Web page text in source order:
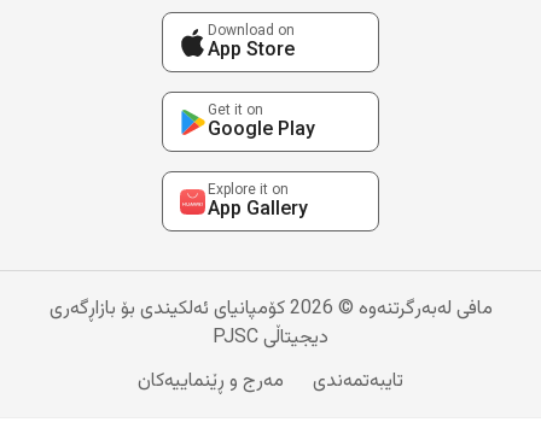
Download on
App Store
Get it on
Google Play
Explore it on
App Gallery
مافی لەبەرگرتنەوە © 2026 کۆمپانیای ئەلکیندی بۆ بازاڕگەری
دیجیتاڵی PJSC
تایبەتمەندی
مەرج و ڕێنماییەکان